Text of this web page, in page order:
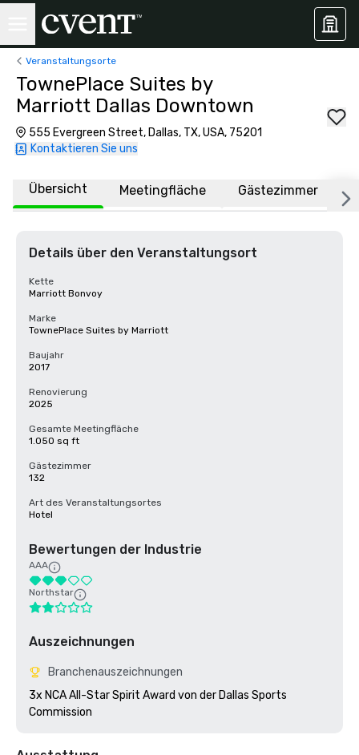
Veranstaltungsorte
TownePlace Suites by
Marriott Dallas Downtown
555 Evergreen Street, Dallas, TX, USA, 75201
Kontaktieren Sie uns
Übersicht Meetingfläche Gästezimmer
Details über den Veranstaltungsort
Kette
Marriott Bonvoy
Marke
TownePlace Suites by Marriott
Baujahr
2017
Renovierung
2025
Gesamte Meetingfläche
1.050 sq ft
Gästezimmer
132
Art des Veranstaltungsortes
Hotel
Bewertungen der Industrie
AAA
Northstar
Auszeichnungen
Branchenauszeichnungen
3x NCA All-Star Spirit Award von der Dallas Sports
Commission